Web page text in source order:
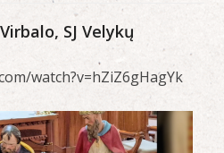
SJ Velykų
watch?v=hZiZ6gHagYk